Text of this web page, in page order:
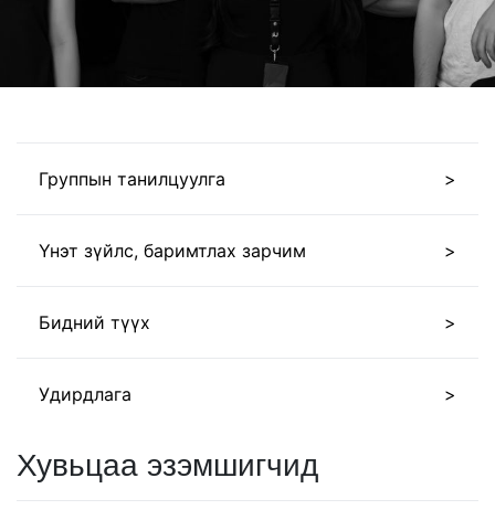
Группын танилцуулга
Үнэт зүйлс, баримтлах зарчим
Бидний түүх
Удирдлага
Хувьцаа эзэмшигчид